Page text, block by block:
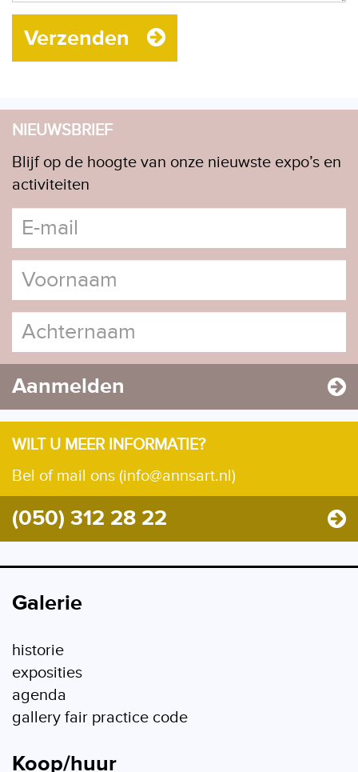
Verzenden
NIEUWSBRIEF
Blijf op de hoogte van onze nieuwste expo’s en
activiteiten
Aanmelden
WILT U MEER INFORMATIE?
Bel of mail ons (info@annsart.nl)
(050) 312 28 22
Galerie
historie
exposities
agenda
gallery fair practice code
Koop/huur